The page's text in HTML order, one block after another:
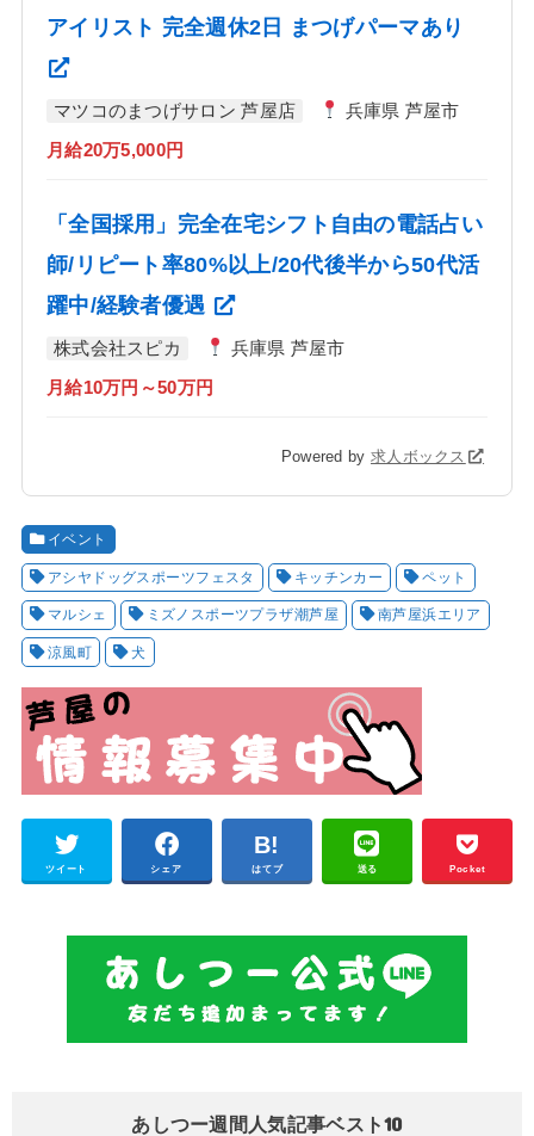
アイリスト 完全週休2日 まつげパーマあり
マツコのまつげサロン 芦屋店 兵庫県 芦屋市
月給20万5,000円
「全国採用」完全在宅シフト自由の電話占い
師/リピート率80%以上/20代後半から50代活
躍中/経験者優遇
株式会社スピカ 兵庫県 芦屋市
月給10万円～50万円
Powered by 求人ボックス
イベント
アシヤドッグスポーツフェスタ キッチンカー ペット
マルシェ ミズノスポーツプラザ潮芦屋 南芦屋浜エリア
涼風町 犬
ツイート シェア はてブ 送る Pocket
あしつー週間人気記事ベスト10